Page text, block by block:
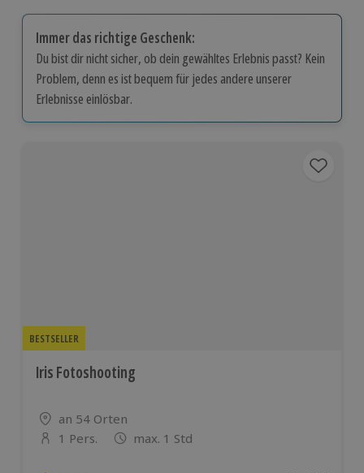
Immer das richtige Geschenk:
Du bist dir nicht sicher, ob dein gewähltes Erlebnis passt? Kein
Problem, denn es ist bequem für jedes andere unserer
Erlebnisse einlösbar.
BESTSELLER
Iris Fotoshooting
Standort
an 54 Orten
Anzahl der Teilnehmer
1 Pers. max. 1 Std